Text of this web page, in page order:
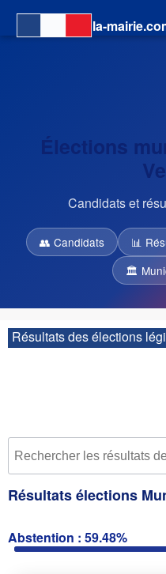
la-
Élections
Candidats et
👥 Candidats 📊
🏛
Résultats des élections
Vedène :| 3ème
Résultats élections
Abstention : 59.48%